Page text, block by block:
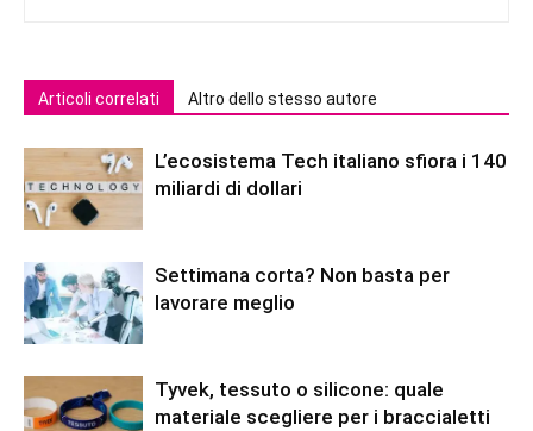
Articoli correlati Altro dello stesso autore
L’ecosistema Tech italiano sfiora i 140
miliardi di dollari
Settimana corta? Non basta per
lavorare meglio
Tyvek, tessuto o silicone: quale
materiale scegliere per i braccialetti